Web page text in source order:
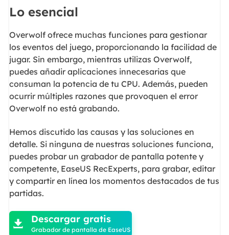
Lo esencial
Overwolf ofrece muchas funciones para gestionar
los eventos del juego, proporcionando la facilidad de
jugar. Sin embargo, mientras utilizas Overwolf,
puedes añadir aplicaciones innecesarias que
consuman la potencia de tu CPU. Además, pueden
ocurrir múltiples razones que provoquen el error
Overwolf no está grabando.
Hemos discutido las causas y las soluciones en
detalle. Si ninguna de nuestras soluciones funciona,
puedes probar un grabador de pantalla potente y
competente, EaseUS RecExperts, para grabar, editar
y compartir en línea los momentos destacados de tus
partidas.

 Descargar gratis
Grabador de pantalla de EaseUS